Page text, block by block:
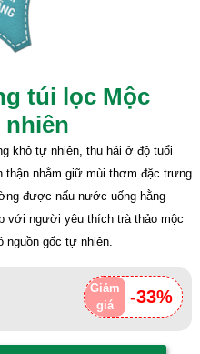
túi lọc Mộc
nhiên
khô tự nhiên, thu hái ở độ tuổi
nhằm giữ mùi thơm đặc trưng
được nấu nước uống hằng
với người yêu thích trà thảo mộc
nguồn gốc tự nhiên.
Giảm
giá
-33%